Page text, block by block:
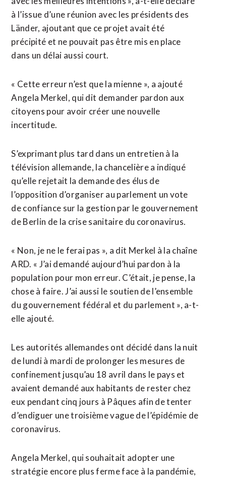
à l’issue d’une réunion avec les présidents des
Länder, ajoutant que ce projet avait été
précipité et ne pouvait pas être mis en place
dans un délai aussi court.
« Cette erreur n’est que la mienne », a ajouté
Angela Merkel, qui dit demander pardon aux
citoyens pour avoir créer une nouvelle
incertitude.
S’exprimant plus tard dans un entretien à la
télévision allemande, la chancelière a indiqué
qu’elle rejetait la demande des élus de
l’opposition d’organiser au parlement un vote
de confiance sur la gestion par le gouvernement
de Berlin de la crise sanitaire du coronavirus.
« Non, je ne le ferai pas », a dit Merkel à la chaîne
ARD. « J’ai demandé aujourd’hui pardon à la
population pour mon erreur. C’était, je pense, la
chose à faire. J’ai aussi le soutien de l’ensemble
du gouvernement fédéral et du parlement », a-t-
elle ajouté.
Les autorités allemandes ont décidé dans la nuit
de lundi à mardi de prolonger les mesures de
confinement jusqu’au 18 avril dans le pays et
avaient demandé aux habitants de rester chez
eux pendant cinq jours à Pâques afin de tenter
d’endiguer une troisième vague de l’épidémie de
coronavirus.
Angela Merkel, qui souhaitait adopter une
stratégie encore plus ferme face à la pandémie,